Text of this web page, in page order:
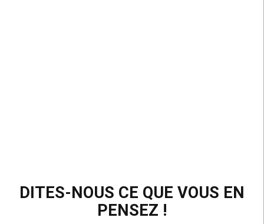
DITES-NOUS CE QUE VOUS EN
PENSEZ !